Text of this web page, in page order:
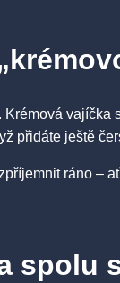
přidáte ještě
ráno –
spolu